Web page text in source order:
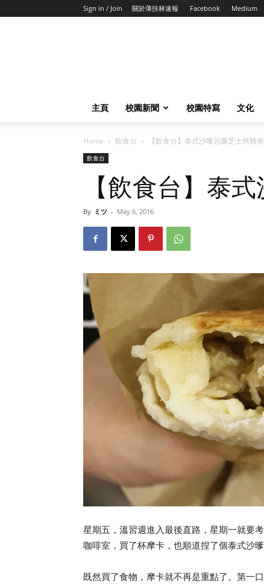
Sign in / Join 關於薄扶林速報 Facebook Medium
主頁 校園新聞 校園特寫 文化
Home 飲食台 【飲食台】泰式沙嗲忌廉芝士烤雞卷
飲食台
【飲食台】泰
By ミツ - May 6, 2016
星期五，溫習週進入最後直路，星期一就要
咖啡室，買了杯摩卡，也順道捏了個泰式沙
既然買了食物，摩卡就不再是重點了。第一